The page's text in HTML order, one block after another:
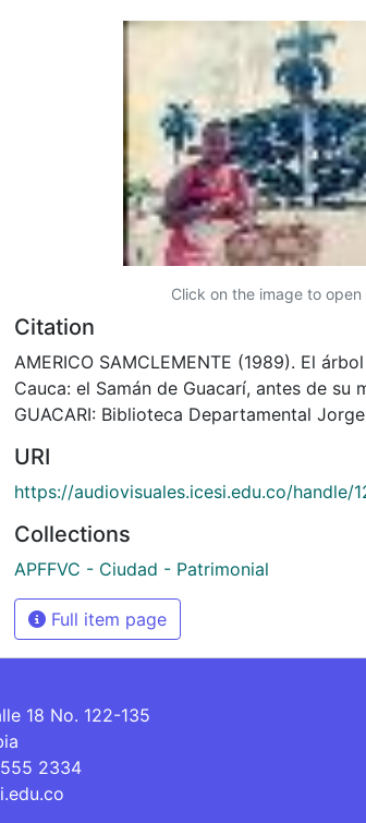
Click on the image to
Citation
AMERICO SAMCLEMENTE (1989). El
Cauca: el Samán de Guacarí, antes de su
GUACARI: Biblioteca Departamental
URI
https://audiovisuales.icesi.edu.co/handle/
Collections
APFFVC - Ciudad - Patrimonial
Full item page
18 No. 122-135
2334